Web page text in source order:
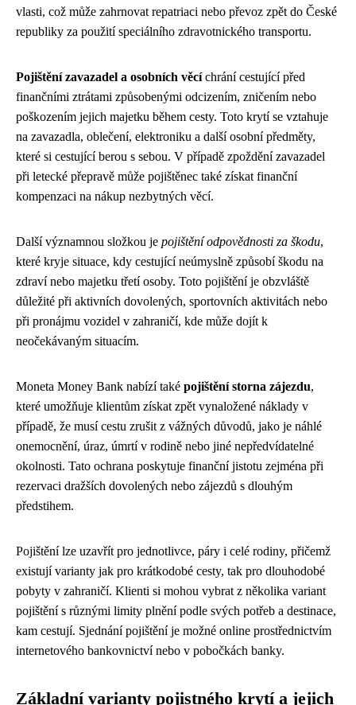
vlasti, což může zahrnovat repatriaci nebo převoz zpět do České
republiky za použití speciálního zdravotnického transportu.
Pojištění zavazadel a osobních věcíchrání cestující před
finančními ztrátami způsobenými odcizením, zničením nebo
poškozením jejich majetku během cesty. Toto krytí se vztahuje
na zavazadla, oblečení, elektroniku a další osobní předměty,
které si cestující berou s sebou. V případě zpoždění zavazadel
při letecké přepravě může pojištěnec také získat finanční
kompenzaci na nákup nezbytných věcí.
Další významnou složkou je pojištění odpovědnosti za škodu,
které kryje situace, kdy cestující neúmyslně způsobí škodu na
zdraví nebo majetku třetí osoby. Toto pojištění je obzvláště
důležité při aktivních dovolených, sportovních aktivitách nebo
při pronájmu vozidel v zahraničí, kde může dojít k
neočekávaným situacím.
Moneta Money Bank nabízí také pojištění storna zájezdu,
které umožňuje klientům získat zpět vynaložené náklady v
případě, že musí cestu zrušit z vážných důvodů, jako je náhlé
onemocnění, úraz, úmrtí v rodině nebo jiné nepředvídatelné
okolnosti. Tato ochrana poskytuje finanční jistotu zejména při
rezervaci dražších dovolených nebo zájezdů s dlouhým
předstihem.
Pojištění lze uzavřít pro jednotlivce, páry i celé rodiny, přičemž
existují varianty jak pro krátkodobé cesty, tak pro dlouhodobé
pobyty v zahraničí. Klienti si mohou vybrat z několika variant
pojištění s různými limity plnění podle svých potřeb a destinace,
kam cestují. Sjednání pojištění je možné online prostřednictvím
internetového bankovnictví nebo v pobočkách banky.
Základní varianty pojistného krytí a jejich